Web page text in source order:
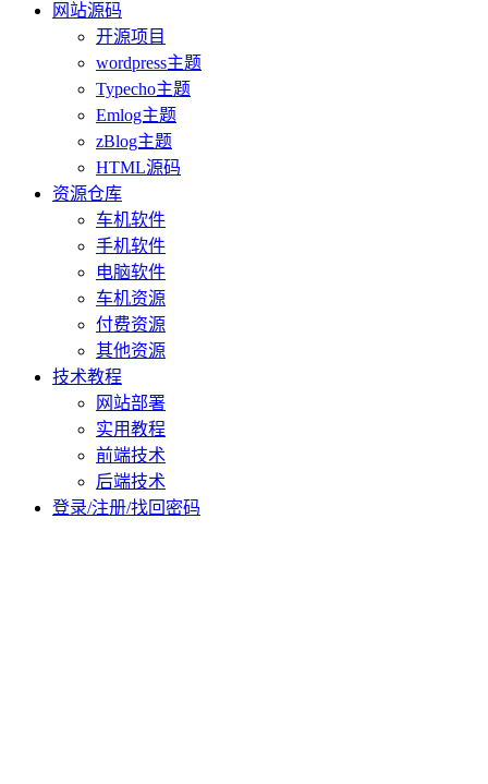
网站源码
开源项目
wordpress主题
Typecho主题
Emlog主题
zBlog主题
HTML源码
资源仓库
车机软件
手机软件
电脑软件
车机资源
付费资源
其他资源
技术教程
网站部署
实用教程
前端技术
后端技术
登录/注册/找回密码